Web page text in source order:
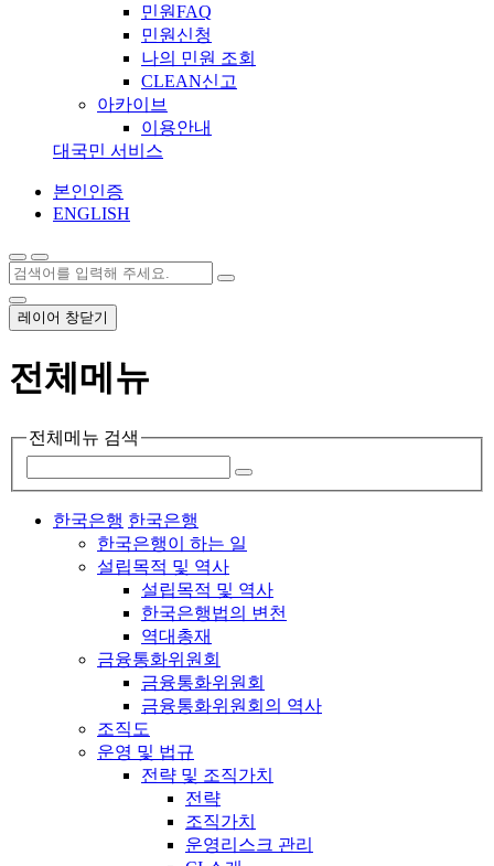
민원FAQ
민원신청
나의 민원 조회
CLEAN신고
아카이브
이용안내
대국민 서비스
본인인증
ENGLISH
레이어 창닫기
전체메뉴
전체메뉴 검색
한국은행 한국은행
한국은행이 하는 일
설립목적 및 역사
설립목적 및 역사
한국은행법의 변천
역대총재
금융통화위원회
금융통화위원회
금융통화위원회의 역사
조직도
운영 및 법규
전략 및 조직가치
전략
조직가치
운영리스크 관리